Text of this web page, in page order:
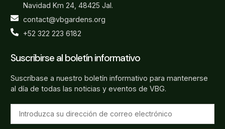
Navidad Km 24, 48425 Jal.
contact@vbgardens.org
+52 322 223 6182
Suscribirse al boletín informativo
Suscríbase a nuestro boletín informativo para mantenerse
al día de todas las noticias y eventos de VBG.